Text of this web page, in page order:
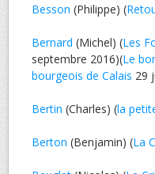
Besson (Philippe) (
Bernard (Michel) (Les
septembre 2016)(Le
bourgeois de Calais 29
Bertin (Charles) (la
Berton (Benjamin) (La